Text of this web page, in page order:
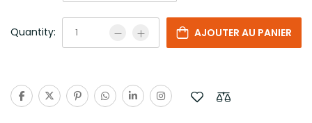
Quantity: AJOUTER AU PANIER